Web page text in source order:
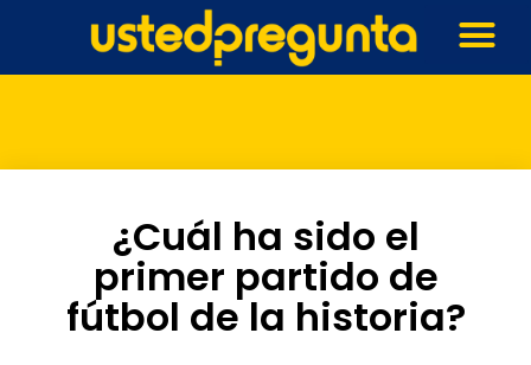
¿Cuál ha sido el
primer partido de
fútbol de la historia?